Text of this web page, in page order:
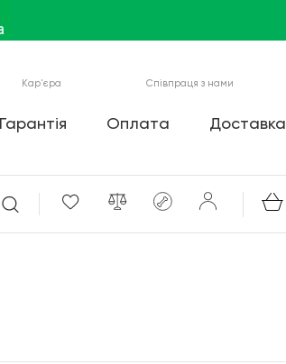
Кар'єра Співпраця з нами
Гарантія Оплата Доставка